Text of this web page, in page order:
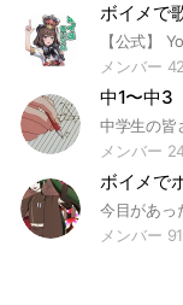
と、ライトとか
けどまぁうん あ、あとノートにじこしょーかいしよ VOOM民
C'monまじで
ボイメで
メンバー
メンバー
メンバー